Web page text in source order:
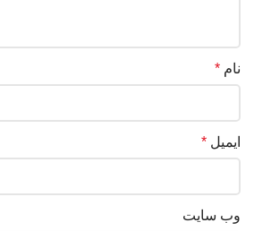
نام *
ایمیل *
وب‌ سایت